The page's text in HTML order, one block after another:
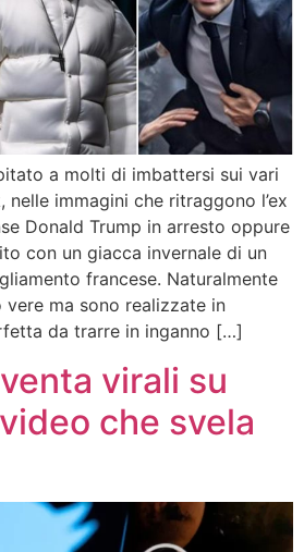
a molti di imbattersi sui vari
immagini che ritraggono l’ex
Donald Trump in arresto oppure
con un giacca invernale di un
francese. Naturalmente
vere ma sono realizzate in
da trarre in inganno […]
virali su
che svela